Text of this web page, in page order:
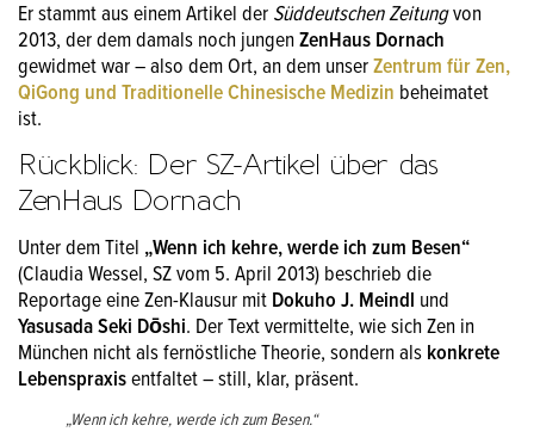
Er stammt aus einem Artikel der Süddeutschen Zeitungvon
2013, der dem damals noch jungenZenHaus Dornach
gewidmet war – also dem Ort, an dem unserZentrum für Zen,
QiGong und Traditionelle Chinesische Medizin beheimatet
ist.
Rückblick: Der SZ-Artikel über das
ZenHaus Dornach
Unter dem Titel „Wenn ich kehre, werde ich zum Besen“
(Claudia Wessel, SZ vom 5. April 2013) beschrieb die
Reportage eine Zen-Klausur mit Dokuho J. Meindl und
Yasusada Seki Dōshi. Der Text vermittelte, wie sich Zen in
München nicht als fernöstliche Theorie, sondern als konkrete
Lebenspraxisentfaltet – still, klar, präsent.
„Wenn ich kehre, werde ich zum Besen.“